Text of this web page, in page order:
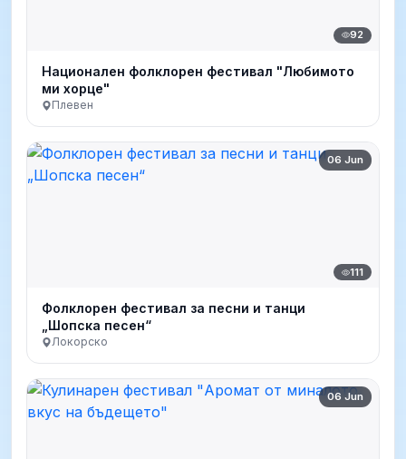
92
Национален фолклорен фестивал "Любимото
ми хорце"
Плевен
06 Jun
111
Фолклорен фестивал за песни и танци
„Шопска песен“
Локорско
06 Jun